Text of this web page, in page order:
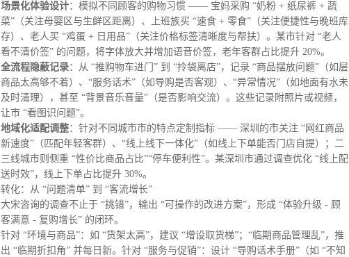
场景化体验设计：模拟不同顾客的购物习惯 —— 宝妈采购 “奶粉 + 纸尿裤 + 蔬
菜”（关注母婴区与生鲜区距离）、上班族买 “速食 + 零食”（关注便捷性与晚班库
存）、老人买 “鸡蛋 + 日用品”（关注价格标签清晰度与帮扶）。某市针对 “老人
看不清价签” 的问题，将字体放大并增加语音价签，老年客群占比提升 20%。
全流程隐蔽记录：从 “推购物车进门” 到 “拎袋离店”，记录 “商品摆放问题”（如层
商品太高够不着）、“服务话术”（如导购是否客观）、“异常情况”（如地面有水未
及时清理），甚至 “背景音乐音量”（是否影响交流）。这些记录附照片或视频，
让市 “看图识问题”。
地域化适配调整：针对不同城市市的特点定制指标 —— 深圳的市关注 “网红商品
新速度”（匹配年轻客群）、“线上线下一体化”（如线上下单能否门店自提）；二
三线城市则侧重 “性价比商品占比”“停车便利性”。某深圳市通过调查优化 “线上配
送时效”，线上下单占比提升 30%。
转化：从 “问题清单” 到 “客流增长”
大宋咨询的调查不止于 “挑错”，输出 “可操作的改进方案”，形成 “体验升级 - 顾
客满意 - 复购增长” 的闭环。
针对 “环境与商品”：如 “货架太高”，建议 “增设取货梯”；“临期商品管理乱”，推
出 “临期折扣角” 并每日新。针对 “服务与促销”：设计 “导购话术手册”（如 “不知